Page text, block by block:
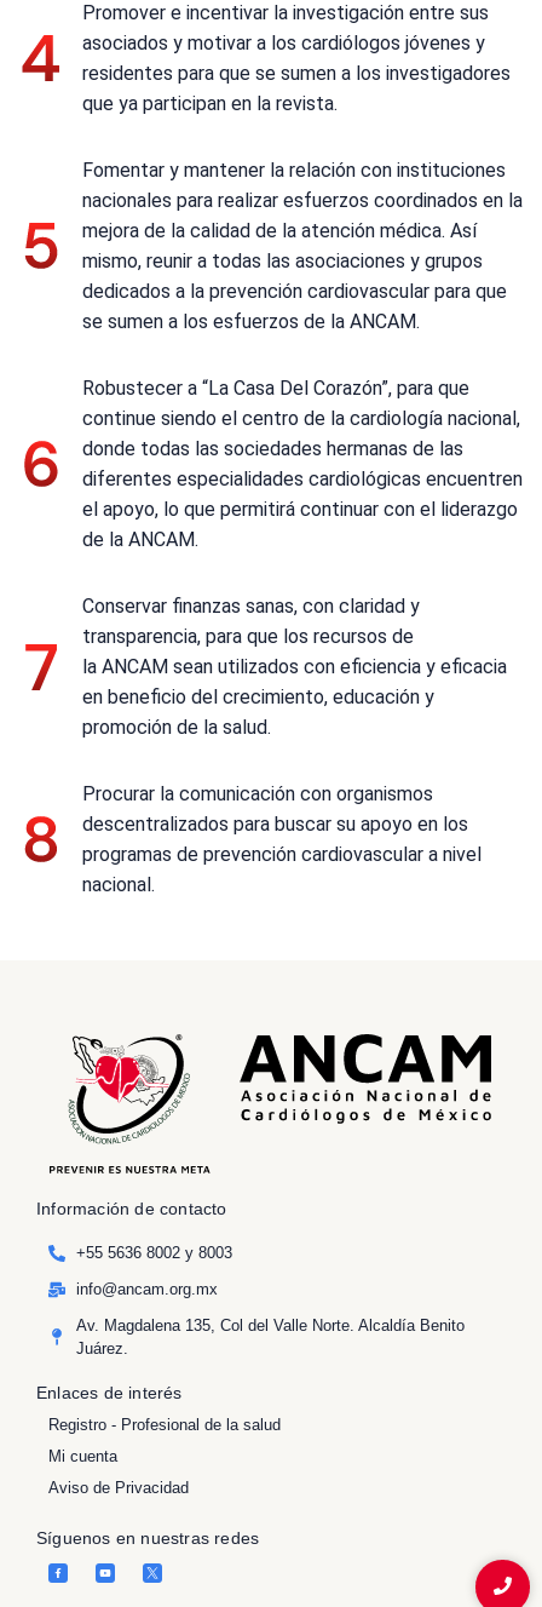
Promover e incentivar la investigación entre sus
asociados y motivar a los cardiólogos jóvenes y
residentes para que se sumen a los investigadores
que ya participan en la revista.
Fomentar y mantener la relación con instituciones
nacionales para realizar esfuerzos coordinados en la
mejora de la calidad de la atención médica. Así
mismo, reunir a todas las asociaciones y grupos
dedicados a la prevención cardiovascular para que
se sumen a los esfuerzos de la ANCAM.
Robustecer a “La Casa Del Corazón”, para que
continue siendo el centro de la cardiología nacional,
donde todas las sociedades hermanas de las
diferentes especialidades cardiológicas encuentren
el apoyo, lo que permitirá continuar con el liderazgo
de la ANCAM.
Conservar finanzas sanas, con claridad y
transparencia, para que los recursos de
la ANCAM sean utilizados con eficiencia y eficacia
en beneficio del crecimiento, educación y
promoción de la salud.
Procurar la comunicación con organismos
descentralizados para buscar su apoyo en los
programas de prevención cardiovascular a nivel
nacional.
Información de contacto
+55 5636 8002 y 8003
info@ancam.org.mx
Av. Magdalena 135, Col del Valle Norte. Alcaldía Benito
Juárez.
Enlaces de interés
Registro - Profesional de la salud
Mi cuenta
Aviso de Privacidad
Síguenos en nuestras redes